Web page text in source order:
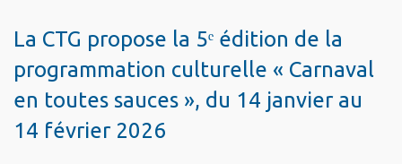
La CTG propose la 5ᵉ édition de la
programmation culturelle « Carnaval
en toutes sauces », du 14 janvier au
14 février 2026